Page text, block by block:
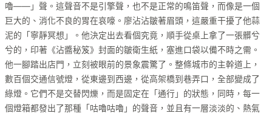
嚕——」聲。這聲音不是引擎聲，也不是正常的鳴笛聲，而像是一個
巨大的、消化不良的胃在哀嚎。廖沾沾皺著眉頭，這嚴重干擾了他蒜
泥的「寧靜冥想」。他決定出去看個究竟，順手從桌上拿了一張髒兮
兮的，印著《沾醬秘笈》封面的皺衛生紙，塞進口袋以備不時之需。
他一腳踏出店門，立刻被眼前的景象震驚了。整條城市的主幹道上，
數百個交通信號燈，從東邊到西邊，從高架橋到巷弄口，全部變成了
綠燈。它們不是交替閃爍，而是固定在「通行」的狀態，同時，每一
個燈箱都發出了那種「咕嚕咕嚕」的聲音，並且有一層淡淡的、熱氣